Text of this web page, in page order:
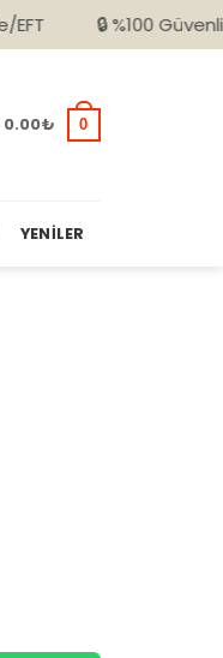
🔒 %100 Güvenli Alışveriş
0.00₺ 0
YENILER